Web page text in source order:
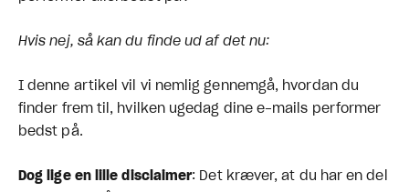
Hvis nej, så kan du finde ud af det nu:
I denne artikel vil vi nemlig gennemgå, hvordan du
finder frem til, hvilken ugedag dine e-mails performer
bedst på.
Dog lige en lille disclaimer: Det kræver, at du har en del